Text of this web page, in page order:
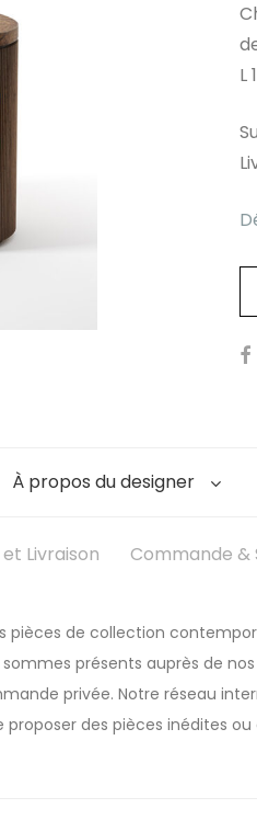
L
À propos du designer
Livraison Commande &
pièces de collection
présents auprès de
privée. Notre réseau
des pièces inédites ou